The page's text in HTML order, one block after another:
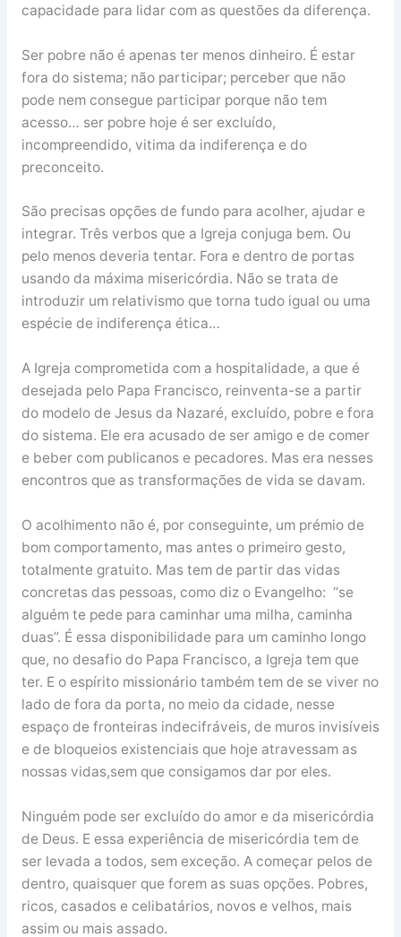
capacidade para lidar com as questões da diferença.
Ser pobre não é apenas ter menos dinheiro. É estar
fora do sistema; não participar; perceber que não
pode nem consegue participar porque não tem
acesso… ser pobre hoje é ser excluído,
incompreendido, vitima da indiferença e do
preconceito.
São precisas opções de fundo para acolher, ajudar e
integrar. Três verbos que a Igreja conjuga bem. Ou
pelo menos deveria tentar. Fora e dentro de portas
usando da máxima misericórdia. Não se trata de
introduzir um relativismo que torna tudo igual ou uma
espécie de indiferença ética…
A Igreja comprometida com a hospitalidade, a que é
desejada pelo Papa Francisco, reinventa-se a partir
do modelo de Jesus da Nazaré, excluído, pobre e fora
do sistema. Ele era acusado de ser amigo e de comer
e beber com publicanos e pecadores. Mas era nesses
encontros que as transformações de vida se davam.
O acolhimento não é, por conseguinte, um prémio de
bom comportamento, mas antes o primeiro gesto,
totalmente gratuito. Mas tem de partir das vidas
concretas das pessoas, como diz o Evangelho: “se
alguém te pede para caminhar uma milha, caminha
duas”. É essa disponibilidade para um caminho longo
que, no desafio do Papa Francisco, a Igreja tem que
ter. E o espírito missionário também tem de se viver no
lado de fora da porta, no meio da cidade, nesse
espaço de fronteiras indecifráveis, de muros invisíveis
e de bloqueios existenciais que hoje atravessam as
nossas vidas,sem que consigamos dar por eles.
Ninguém pode ser excluído do amor e da misericórdia
de Deus. E essa experiência de misericórdia tem de
ser levada a todos, sem exceção. A começar pelos de
dentro, quaisquer que forem as suas opções. Pobres,
ricos, casados e celibatários, novos e velhos, mais
assim ou mais assado.